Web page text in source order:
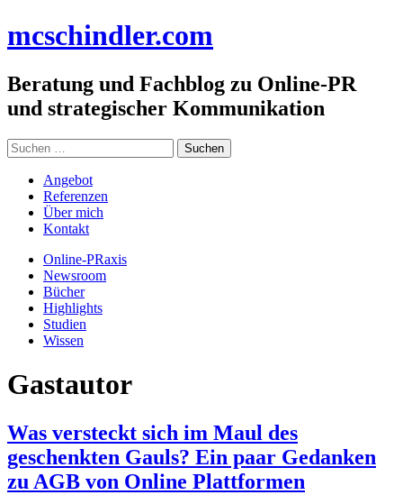
Inhalt
mcschindler.com
Beratung und Fachblog zu Online-PR
und strategischer Kommunikation
Suchen
nach:
Angebot
Referenzen
Über mich
Kontakt
Online-PRaxis
Newsroom
Bücher
Highlights
Studien
Wissen
Gastautor
Was versteckt sich im Maul des
geschenkten Gauls? Ein paar Gedanken
zu AGB von Online Plattformen